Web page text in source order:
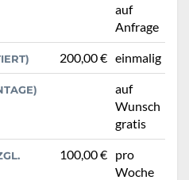
auf
Anfrage
200,00 € einmalig
auf
Wunsch
gratis
100,00 € pro
Woche